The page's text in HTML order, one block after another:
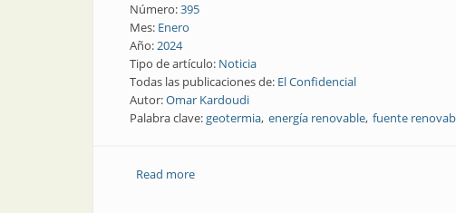
Número:395
Mes: Enero
Año:2024
Tipo de artículo: Noticia
Todas las publicaciones de: El Confidencial
Autor:Omar Kardoudi
Palabra clave:geotermia energía renovable fuente
Read moreabout Un pozo de magma y la obtención de